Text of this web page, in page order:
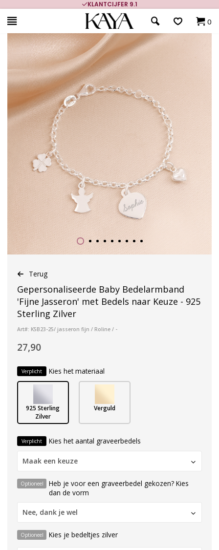
700.000+ TEVREDEN KLANTEN
0
Terug
Gepersonaliseerde Baby Bedelarmband
'Fijne Jasseron' met Bedels naar Keuze - 925
Sterling Zilver
Art#: K5B23-25/ jasseron fijn / Roline / -
27,90
Verplicht Kies het materiaal
925 Sterling
Zilver
Verguld
Verplicht Kies het aantal graveerbedels
Maak een keuze
Optioneel
Heb je voor een graveerbedel gekozen? Kies
dan de vorm
Nee, dank je wel
Optioneel Kies je bedeltjes zilver